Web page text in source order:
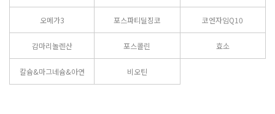
오메가3 포스파티딜징코 코엔자임Q10
감마리놀렌산 포스콜린 효소
칼슘&마그네슘&아연 비오틴